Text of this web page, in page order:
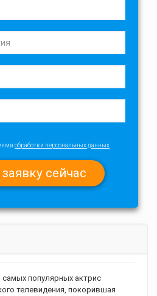
обработки персональных данных
популярных актрис
телевидения, покорившая